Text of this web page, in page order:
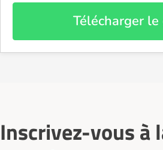
Télécharger le
Inscrivez-vous à